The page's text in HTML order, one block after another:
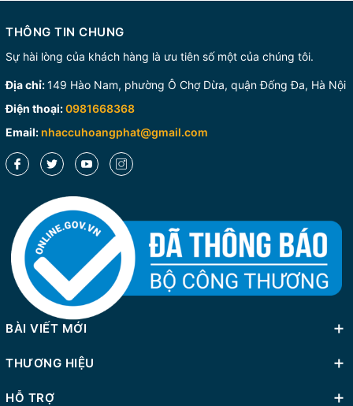
THÔNG TIN CHUNG
Sự hài lòng của khách hàng là ưu tiên số một của chúng tôi.
Địa chỉ:149 Hào Nam, phường Ô Chợ Dừa, quận Đống Đa, Hà Nội
Điện thoại:0981668368
Email: nhaccuhoangphat@gmail.com
BÀI VIẾT MỚI
THƯƠNG HIỆU
HỖ TRỢ